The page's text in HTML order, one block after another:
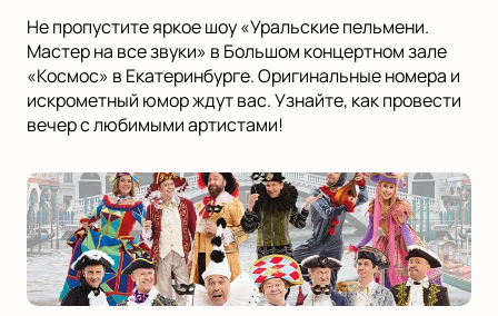
Не пропустите яркое шоу «Уральские пельмени.
Мастер на все звуки» в Большом концертном зале
«Космос» в Екатеринбурге. Оригинальные номера и
искрометный юмор ждут вас. Узнайте, как провести
вечер с любимыми артистами!